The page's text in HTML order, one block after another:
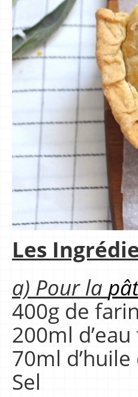
Les
a) Pour la
400g de
200ml
70ml d’huile
Sel